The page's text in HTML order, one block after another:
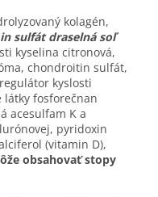
kolagén,
sulfát draselná soľ
kyselina citronová,
chondroitin sulfát,
kyslosti
fosforečnan
acesulfam K a
pyridoxin
(vitamin D),
obsahovať stopy